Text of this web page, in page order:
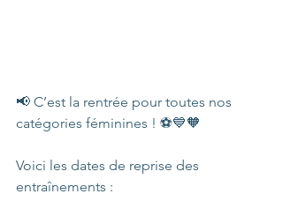
📢 C’est la rentrée pour toutes nos
catégories féminines ! ⚽💙🧡
Voici les dates de reprise des
entraînements :